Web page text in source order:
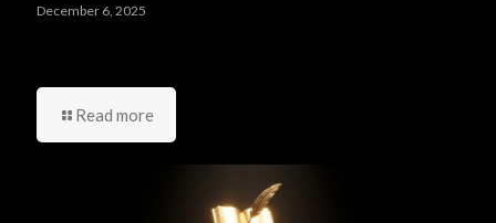
December 6, 2025
Read more